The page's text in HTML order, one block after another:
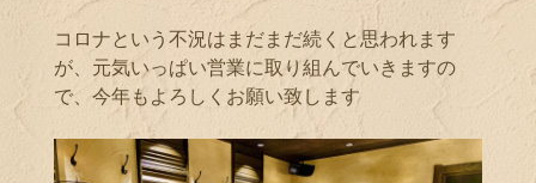
コロナという不況はまだまだ続くと思われます
が、元気いっぱい営業に取り組んでいきますの
で、今年もよろしくお願い致します